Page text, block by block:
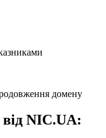
домену
NIC.UA: